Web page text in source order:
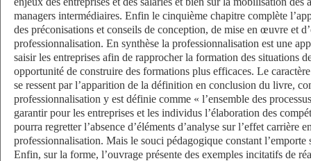
managers intermédiaires. Enfin le cinquième chapitre complète
des préconisations et conseils de conception, de mise en œuvre et
professionnalisation. En synthèse la professionnalisation est une
saisir les entreprises afin de rapprocher la formation des situations
opportunité de construire des formations plus efficaces. Le
se ressent par l’apparition de la définition en conclusion du livre,
professionnalisation y est définie comme « l’ensemble des
garantir pour les entreprises et les individus l’élaboration des
pourra regretter l’absence d’éléments d’analyse sur l’effet carrière
professionnalisation. Mais le souci pédagogique constant l’emporte
Enfin, sur la forme, l’ouvrage présente des exemples incitatifs de